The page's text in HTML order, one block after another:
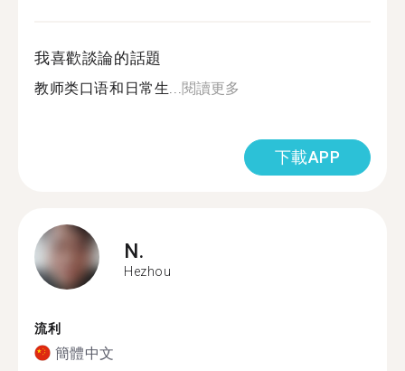
我喜歡談論的話題
教师类口语和日常生...閱讀更多
下載APP
N.
Hezhou
流利
簡體中文